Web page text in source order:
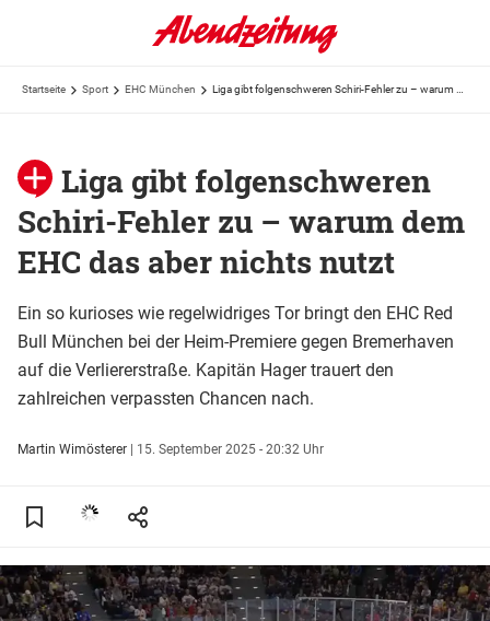
Startseite Sport EHC München
Liga gibt folgenschweren
Schiri-Fehler zu – warum dem
EHC das aber nichts nutzt
Ein so kurioses wie regelwidriges Tor bringt den EHC Red
Bull München bei der Heim-Premiere gegen Bremerhaven
auf die Verliererstraße. Kapitän Hager trauert den
zahlreichen verpassten Chancen nach.
Martin Wimösterer | 15. September 2025 - 20:32 Uhr